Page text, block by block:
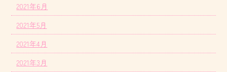
2021年6月
2021年5月
2021年4月
2021年3月